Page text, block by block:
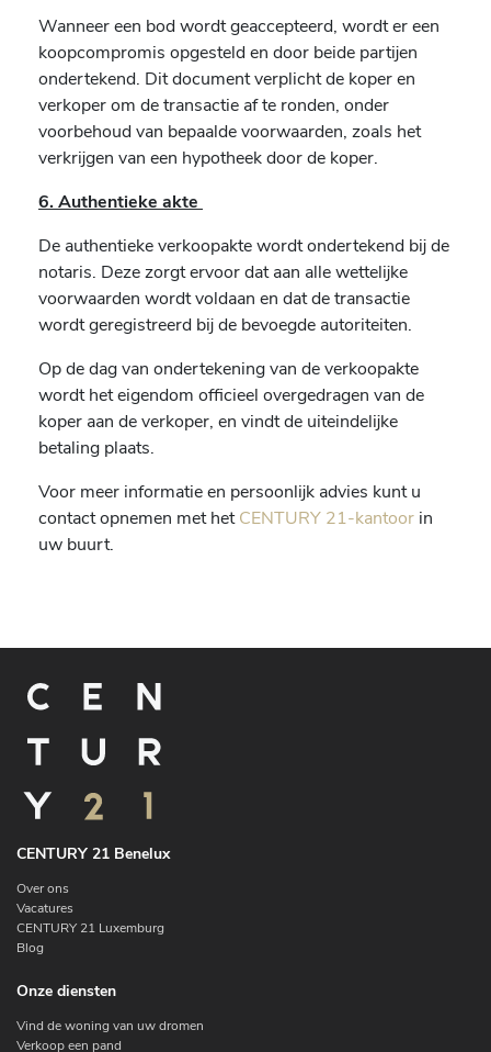
Wanneer een bod wordt geaccepteerd, wordt er een
koopcompromis opgesteld en door beide partijen
ondertekend. Dit document verplicht de koper en
verkoper om de transactie af te ronden, onder
voorbehoud van bepaalde voorwaarden, zoals het
verkrijgen van een hypotheek door de koper.
6. Authentieke akte
De authentieke verkoopakte wordt ondertekend bij de
notaris. Deze zorgt ervoor dat aan alle wettelijke
voorwaarden wordt voldaan en dat de transactie
wordt geregistreerd bij de bevoegde autoriteiten.
Op de dag van ondertekening van de verkoopakte
wordt het eigendom officieel overgedragen van de
koper aan de verkoper, en vindt de uiteindelijke
betaling plaats.
Voor meer informatie en persoonlijk advies kunt u
contact opnemen met hetCENTURY 21-kantoor in
uw buurt.
CENTURY 21 Benelux
Over ons
Vacatures
CENTURY 21 Luxemburg
Blog
Onze diensten
Vind de woning van uw dromen
Verkoop een pand